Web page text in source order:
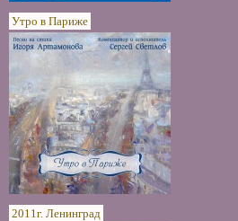
Утро в Париже
2011г. Ленинград